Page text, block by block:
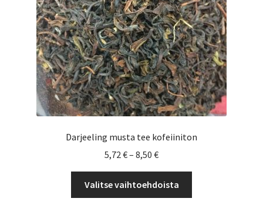
Darjeeling musta tee kofeiiniton
5,72€– 8,50 €Hintaluokka:
5,72 €
-
8,50 €
Valitse vaihtoehdoista